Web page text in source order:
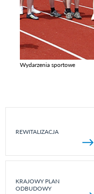
Wydarzenia sportowe
REWITALIZACJA
KRAJOWY PLAN
ODBUDOWY